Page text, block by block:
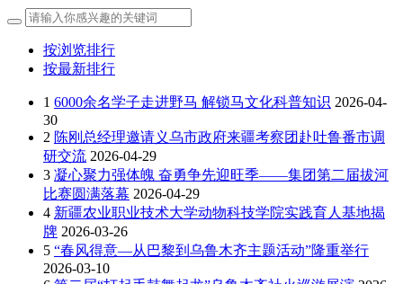
按浏览排行
按最新排行
1 6000余名学子走进野马 解锁马文化科普知识 2026-04-
30
2 陈刚总经理邀请义乌市政府来疆考察团赴吐鲁番市调
研交流 2026-04-29
3 凝心聚力强体魄 奋勇争先迎旺季——集团第二届拔河
比赛圆满落幕 2026-04-29
4 新疆农业职业技术大学动物科技学院实践育人基地揭
牌 2026-03-26
5 “春风得意—从巴黎到乌鲁木齐主题活动”隆重举行
2026-03-10